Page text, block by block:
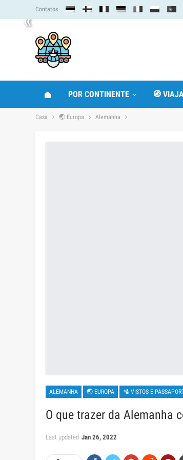
« Contatos
POR CONTINENTE 🧭
Casa 🌏 Europa Alemanha
ALEMANHA 🌏 EUROPA 🛂 VISTOS E
O que trazer da Alemanha
Last updated Jan 26, 2022